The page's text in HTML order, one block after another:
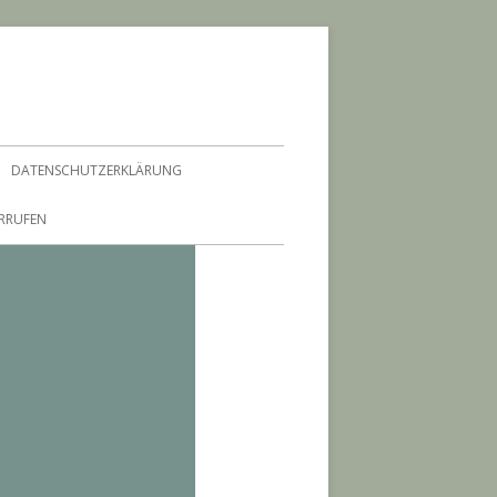
DATENSCHUTZERKLÄRUNG